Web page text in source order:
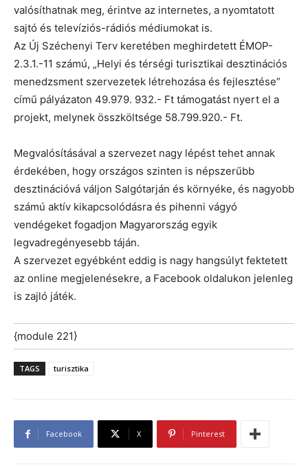
valósíthatnak meg, érintve az internetes, a nyomtatott
sajtó és televíziós-rádiós médiumokat is.
Az Új Széchenyi Terv keretében meghirdetett ÉMOP-
2.3.1.-11 számú, „Helyi és térségi turisztikai desztinációs
menedzsment szervezetek létrehozása és fejlesztése”
című pályázaton 49.979. 932.- Ft támogatást nyert el a
projekt, melynek összköltsége 58.799.920.- Ft.
Megvalósításával a szervezet nagy lépést tehet annak
érdekében, hogy országos szinten is népszerűbb
desztinációvá váljon Salgótarján és környéke, és nagyobb
számú aktív kikapcsolódásra és pihenni vágyó
vendégeket fogadjon Magyarország egyik
legvadregényesebb táján.
A szervezet egyébként eddig is nagy hangsúlyt fektetett
az online megjelenésekre, a Facebook oldalukon jelenleg
is zajló játék.
{module 221}
TAGS turisztika
Facebook X Pinterest